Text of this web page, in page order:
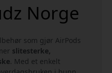
Norge
som gjør AirPods
slitesterke,
. Med et enkelt